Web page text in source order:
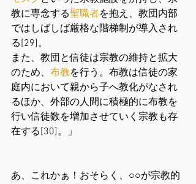
教に専念する聖職者を抱え、教団内部
ではしばしば厳格な階梯制が導入され
る[29]。
また、教団と信徒は宗教の維持と拡大
のため、 布教を行う。布教は信徒の家
庭内において親から子へ教化がなされ
るほか、外部の人間に積極的に布教を
行い信徒数を増加させていく宗教も存
在する[30]。」
あ、これかぁ！おそらく、○○が宗教的